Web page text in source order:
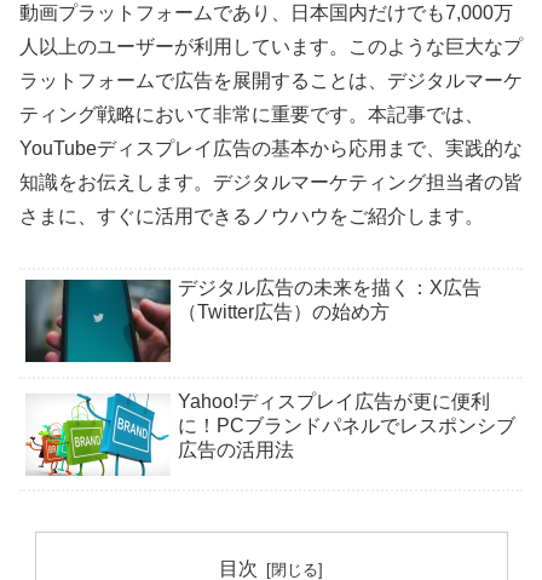
動画プラットフォームであり、日本国内だけでも7,000万
人以上のユーザーが利用しています。このような巨大なプ
ラットフォームで広告を展開することは、デジタルマーケ
ティング戦略において非常に重要です。本記事では、
YouTubeディスプレイ広告の基本から応用まで、実践的な
知識をお伝えします。デジタルマーケティング担当者の皆
さまに、すぐに活用できるノウハウをご紹介します。
デジタル広告の未来を描く：X広告
（Twitter広告）の始め方
Yahoo!ディスプレイ広告が更に便利
に！PCブランドパネルでレスポンシブ
広告の活用法
目次